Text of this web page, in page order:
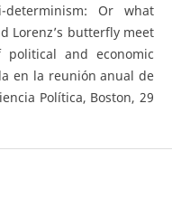
Or what
Lorenz’s butterfly meet
political and economic
en la reunión anual de
Política, Boston, 29